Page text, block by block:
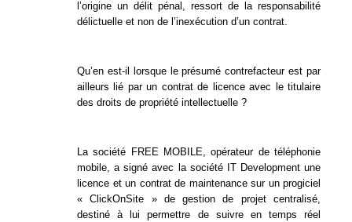
l’origine un délit pénal, ressort de la responsabilité
délictuelle et non de l’inexécution d’un contrat.
Qu’en est-il lorsque le présumé contrefacteur est par
ailleurs lié par un contrat de licence avec le titulaire
des droits de propriété intellectuelle ?
La société FREE MOBILE, opérateur de téléphonie
mobile, a signé avec la société IT Development une
licence et un contrat de maintenance sur un progiciel
« ClickOnSite » de gestion de projet centralisé,
destiné à lui permettre de suivre en temps réel